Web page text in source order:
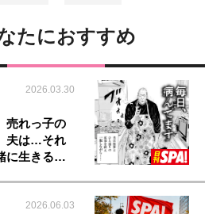
たにおすすめ
2026.03.30
売れっ子の
夫は…それ
に生きる…
2026.06.03